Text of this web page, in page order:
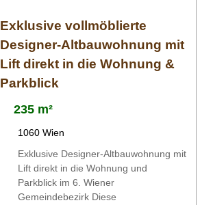
Exklusive vollmöblierte
Designer-Altbauwohnung mit
Lift direkt in die Wohnung &
Parkblick
235 m²
1060 Wien
Exklusive Designer-Altbauwohnung mit
Lift direkt in die Wohnung und
Parkblick im 6. Wiener
Gemeindebezirk Diese